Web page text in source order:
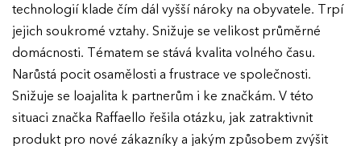
technologií klade čím dál vyšší nároky na obyvatele. Trpí
jejich soukromé vztahy. Snižuje se velikost průměrné
domácnosti. Tématem se stává kvalita volného času.
Narůstá pocit osamělosti a frustrace ve společnosti.
Snižuje se loajalita k partnerům i ke značkám. V této
situaci značka Raffaello řešila otázku, jak zatraktivnit
produkt pro nové zákazníky a jakým způsobem zvýšit